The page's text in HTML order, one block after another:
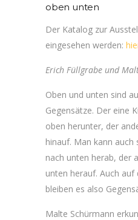
oben unten
Der Katalog zur
eingesehen werden:
Erich Füllgrabe und
Oben und unten sind
Gegensätze. Der eine
oben herunter, der
hinauf. Man kann auch
nach unten herab, der
unten herauf. Auch auf
bleiben es also
Malte Schürmann